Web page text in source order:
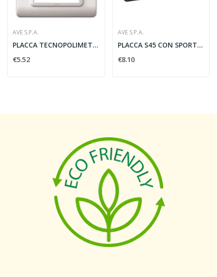
AVE S.P.A.
PLACCA TECNOPOLIMETRO S44 6 MODULI BIANCO RAL...
€5.52
AVE S.P.A.
PLACCA S45 CON SPORTELLO A MEMBRAVA 3 MODULI -...
€8.10